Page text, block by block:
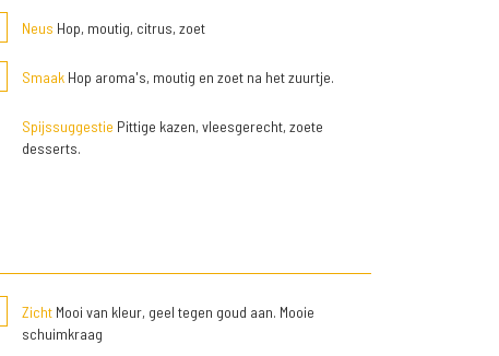
Neus Hop, moutig, citrus, zoet
SmaakHop aroma's, moutig en zoet na het zuurtje.
Spijssuggestie Pittige kazen, vleesgerecht, zoete
desserts.
ZichtMooi van kleur, geel tegen goud aan. Mooie
schuimkraag